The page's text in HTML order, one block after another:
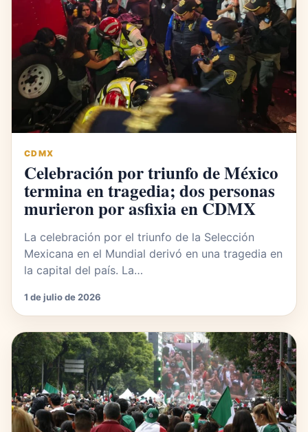
CDMX
Celebración por triunfo de México
termina en tragedia; dos personas
murieron por asfixia en CDMX
La celebración por el triunfo de la Selección
Mexicana en el Mundial derivó en una tragedia en
la capital del país. La…
1 de julio de 2026